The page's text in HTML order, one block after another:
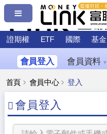
證期權 ETF 國際 基金
會員登入 會員資料 ▼
首頁 會員中心 登入
會員登入